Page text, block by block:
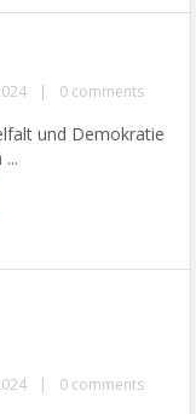
| 0 comments
und Demokratie
| 0 comments